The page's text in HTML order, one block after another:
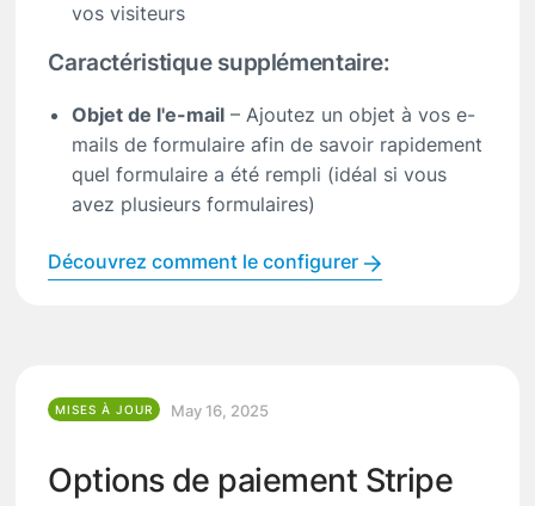
vos visiteurs
Caractéristique supplémentaire:
Objet de l'e-mail – Ajoutez un objet à vos e-
mails de formulaire afin de savoir rapidement
quel formulaire a été rempli (idéal si vous
avez plusieurs formulaires)
Découvrez comment le configurer
MISES À JOUR May 16, 2025
Options de paiement Stripe